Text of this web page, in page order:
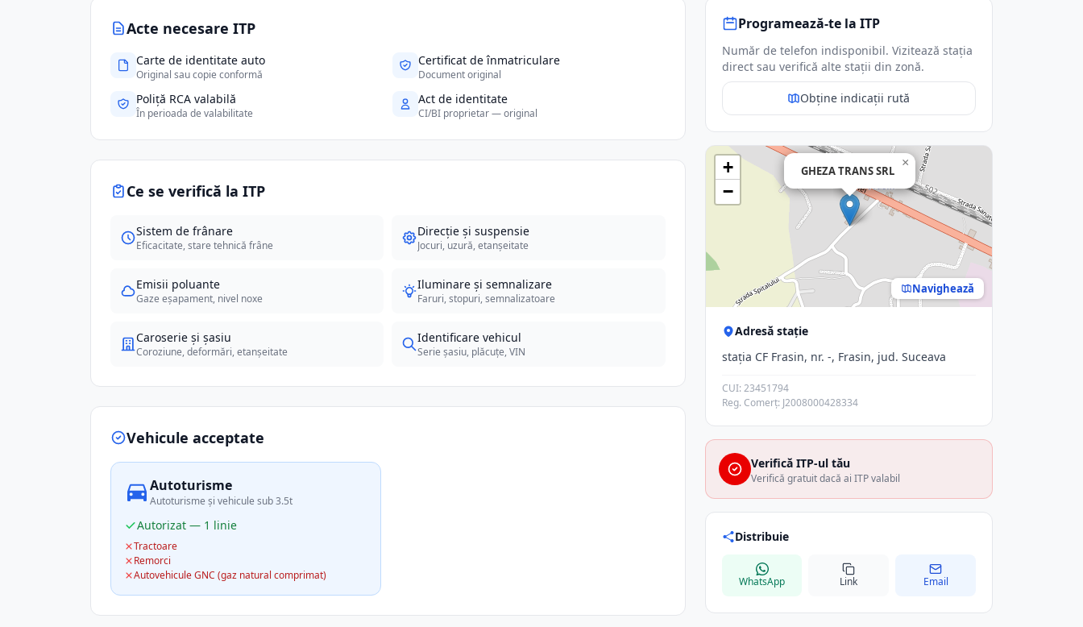
Acte necesare ITP
Carte de identitate auto
Original sau copie conformă
Certificat de înmatriculare
Document original
Poliță RCA valabilă
În perioada de valabilitate
Act de identitate
CI/BI proprietar — original
Ce se verifică la ITP
Sistem de frânare
Eficacitate, stare tehnică frâne
Direcție și suspensie
Jocuri, uzură, etanșeitate
Emisii poluante
Gaze eșapament, nivel noxe
Iluminare și semnalizare
Faruri, stopuri, semnalizatoare
Caroserie și șasiu
Coroziune, deformări, etanșeitate
Identificare vehicul
Serie șasiu, plăcuțe, VIN
Vehicule acceptate
Autoturisme
Autoturisme și vehicule sub 3.5t
Autorizat — 1 linie
Tractoare
Remorci
Autovehicule GNC (gaz natural comprimat)
Programează-te la ITP
Număr de telefon indisponibil. Vizitează stația
direct sau verifică alte stații din zonă.
Obține indicații rută
GHEZA TRANS SRL
×
+
−
Navighează
Adresă stație
staţia CF Frasin, nr. -, Frasin, jud. Suceava
CUI: 23451794
Reg. Comerț: J2008000428334
Verifică ITP-ul tău
Verifică gratuit dacă ai ITP valabil
Distribuie
WhatsApp Link Email